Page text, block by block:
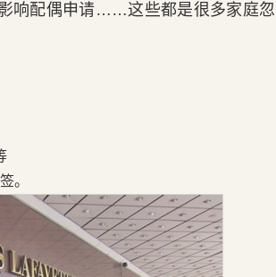
响配偶申请……这些都是很多家庭忽
。